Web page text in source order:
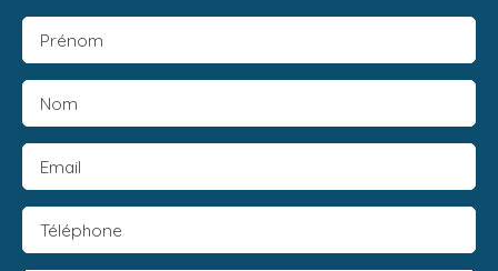
Prénom
Nom
Email
Téléphone